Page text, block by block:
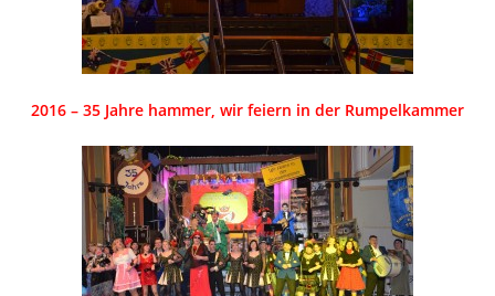
2016 – 35 Jahre hammer, wir feiern in der Rumpelkammer